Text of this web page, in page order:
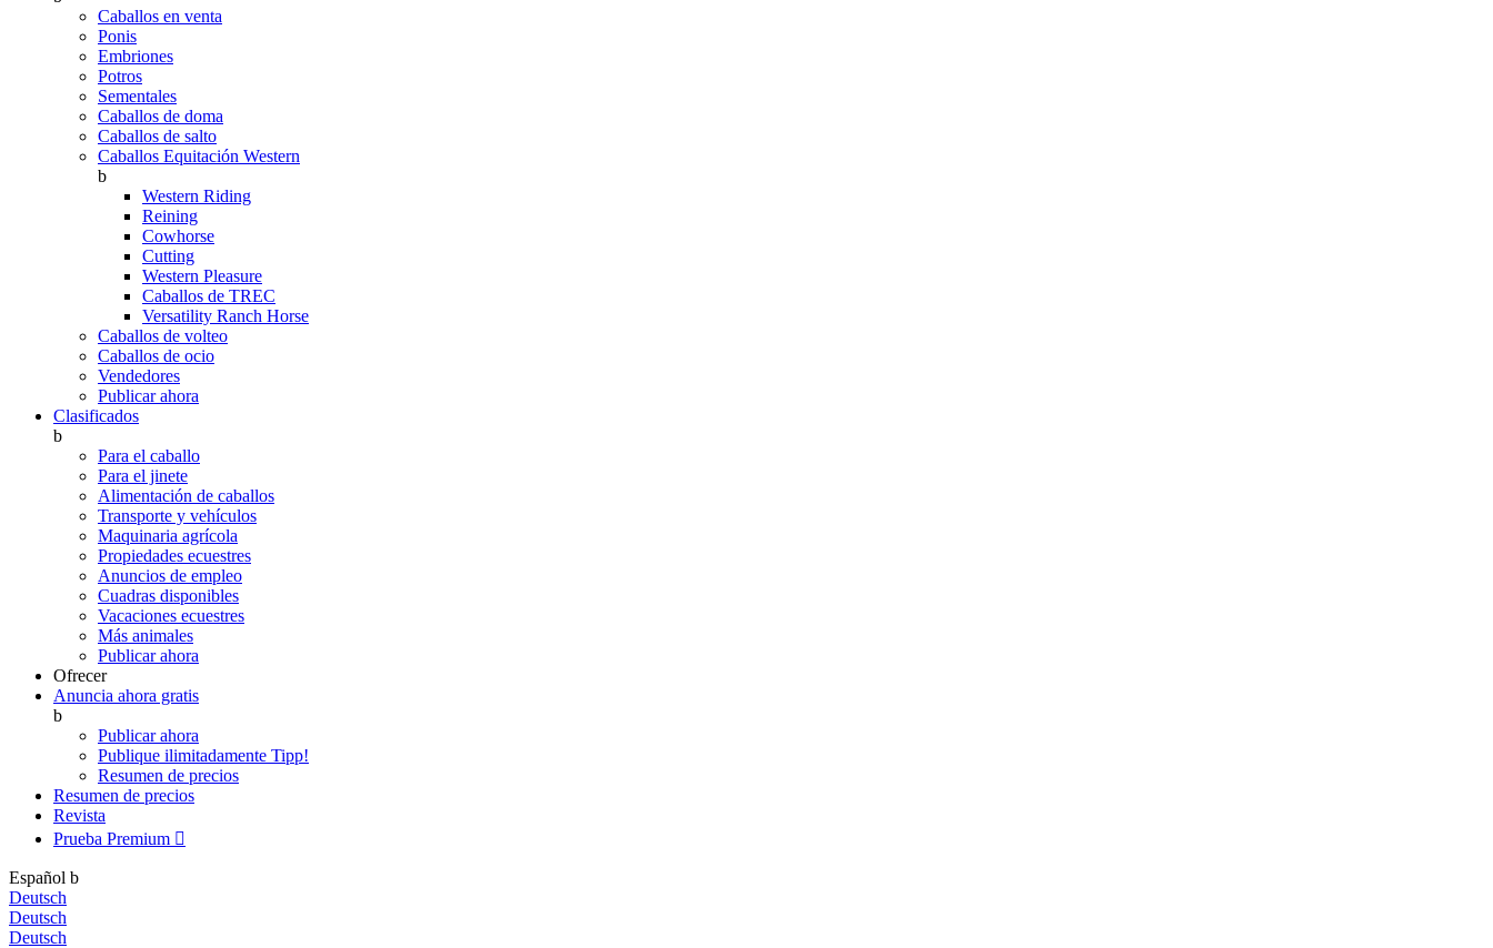
Caballos en venta
Ponis
Embriones
Potros
Sementales
Caballos de doma
Caballos de salto
Caballos Equitación Western
b
Western Riding
Reining
Cowhorse
Cutting
Western Pleasure
Caballos de TREC
Versatility Ranch Horse
Caballos de volteo
Caballos de ocio
Vendedores
Publicar ahora
Clasificados
b
Para el caballo
Para el jinete
Alimentación de caballos
Transporte y vehículos
Maquinaria agrícola
Propiedades ecuestres
Anuncios de empleo
Cuadras disponibles
Vacaciones ecuestres
Más animales
Publicar ahora
Ofrecer
Anuncia ahora gratis
b
Publicar ahora
Publique ilimitadamente Tipp!
Resumen de precios
Resumen de precios
Revista
Prueba Premium 
Español b
Deutsch
Deutsch
Deutsch